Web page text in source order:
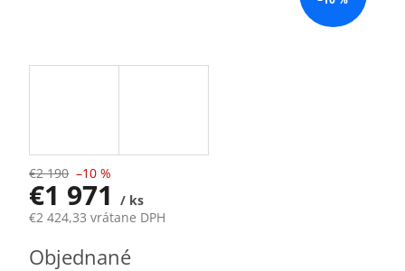
€2 190 –10 %
€1 971/ ks
€2 424,33 vrátane DPH
cena:
Objednané